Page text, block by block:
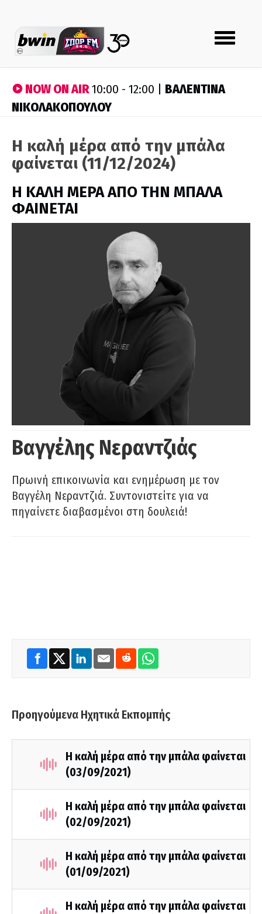
Toggle
navigation
NOW ON AIR10:00 - 12:00 | ΒΑΛΕΝΤΙΝΑ
ΝΙΚΟΛΑΚΟΠΟΥΛΟΥ
Η καλή μέρα από την μπάλα
φαίνεται (11/12/2024)
H ΚΑΛΗ ΜΕΡΑ ΑΠΟ ΤΗΝ ΜΠΑΛΑ
ΦΑΙΝΕΤΑΙ
Βαγγέλης Νεραντζιάς
Πρωινή επικοινωνία και ενημέρωση με τον
Βαγγέλη Νεραντζιά. Συντονιστείτε για να
πηγαίνετε διαβασμένοι στη δουλειά!
Προηγούμενα Ηχητικά Εκπομπής
Η καλή μέρα από την μπάλα φαίνεται
(03/09/2021)
Η καλή μέρα από την μπάλα φαίνεται
(02/09/2021)
Η καλή μέρα από την μπάλα φαίνεται
(01/09/2021)
Η καλή μέρα από την μπάλα φαίνεται